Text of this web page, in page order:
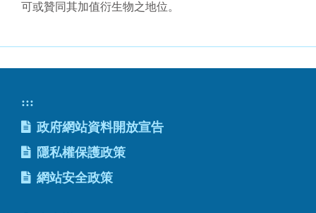
可或贊同其加值衍生物之地位。
:::
政府網站資料開放宣告
隱私權保護政策
網站安全政策